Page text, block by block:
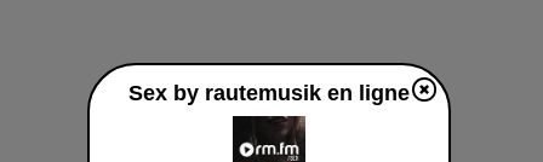
Sex by rautemusik en ligne